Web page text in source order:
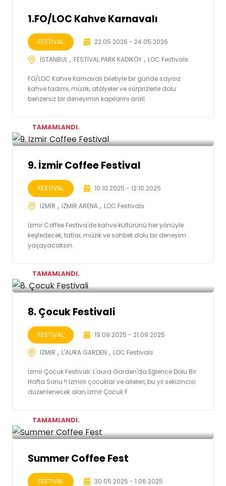
1.FO/LOC Kahve Karnavalı
FESTİVAL 22.05.2026 - 24.05.2026
İSTANBUL FESTİVAL PARK KADIKÖY LOC Festivals
FO/LOC Kahve Karnavalı biletiyle bir günde sayısız
kahve tadımı, müzik, atölyeler ve sürprizlerle dolu
benzersiz bir deneyimin kapılarını aralI
TAMAMLANDI.
9. İzmir Coffee Festival
FESTİVAL 10.10.2025 - 12.10.2025
İZMİR İZMİR ARENA LOC Festivals
İzmir Coffee Festiva'de kahve kültürünü her yönüyle
keşfedecek, tatlar, müzik ve sohbet dolu bir deneyim
yaşayacaksın.
TAMAMLANDI.
8. Çocuk Festivali
FESTİVAL 19.09.2025 - 21.09.2025
İZMİR L'AURA GARDEN LOC Festivals
İzmir Çocuk Festivali: L'aura Garden'da Eğlence Dolu Bir
Hafta Sonu !! İzmirli çocuklar ve aileleri, bu yıl sekizincisi
düzenlenecek olan İzmir Çocuk F
TAMAMLANDI.
Summer Coffee Fest
FESTİVAL 30.05.2025 - 1.06.2025